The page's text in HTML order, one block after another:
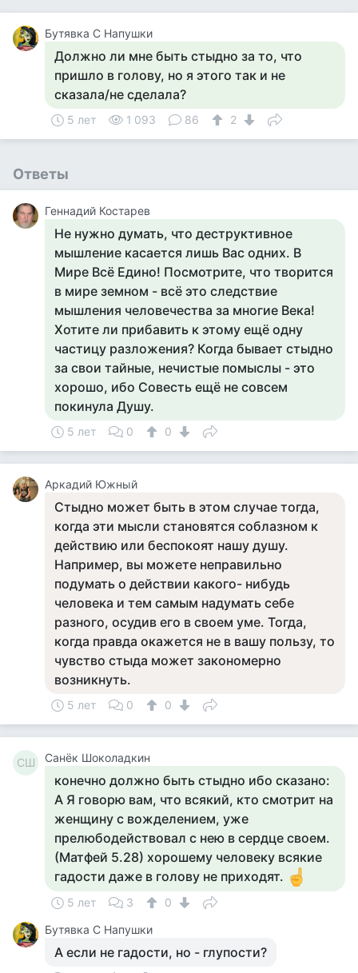
Бутявка С Напушки
Должно ли мне быть стыдно за то, что
пришло в голову, но я этого так и не
сказала/не сделала?
5 лет 1 093 86 2
Ответы
Геннадий Костарев
Не нужно думать, что деструктивное
мышление касается лишь Вас одних. В
Мире Всё Едино! Посмотрите, что творится
в мире земном - всё это следствие
мышления человечества за многие Века!
Хотите ли прибавить к этому ещё одну
частицу разложения? Когда бывает стыдно
за свои тайные, нечистые помыслы - это
хорошо, ибо Совесть ещё не совсем
покинула Душу.
5 лет 0 0
Аркадий Южный
Стыдно может быть в этом случае тогда,
когда эти мысли становятся соблазном к
действию или беспокоят нашу душу.
Например, вы можете неправильно
подумать о действии какого- нибудь
человека и тем самым надумать себе
разного, осудив его в своем уме. Тогда,
когда правда окажется не в вашу пользу, то
чувство стыда может закономерно
возникнуть.
5 лет 0 0
СШ Санёк Шоколадкин
конечно должно быть стыдно ибо сказано:
А Я говорю вам, что всякий, кто смотрит на
женщину с вожделением, уже
прелюбодействовал с нею в сердце своем.
(Матфей 5.28) хорошему человеку всякие
гадости даже в голову не приходят.
5 лет 3
0
Бутявка С Напушки
А если не гадости, но - глупости?